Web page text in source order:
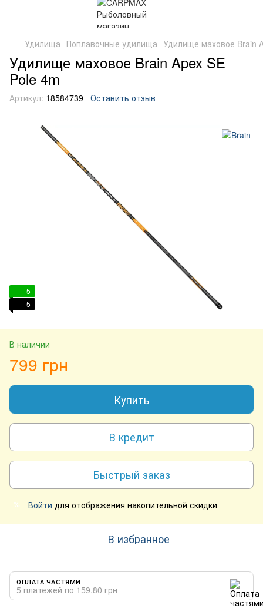
Удилища Поплавочные удилища Удилище маховое Brain
Удилище маховое Brain Apex SE
Pole 4m
Артикул: 18584739 Оставить отзыв
5
5
В наличии
799 грн
Купить
В кредит
Быстрый заказ
% Войти для отображения накопительной скидки
В избранное
ОПЛАТА ЧАСТЯМИ
5 платежей по 159.80 грн